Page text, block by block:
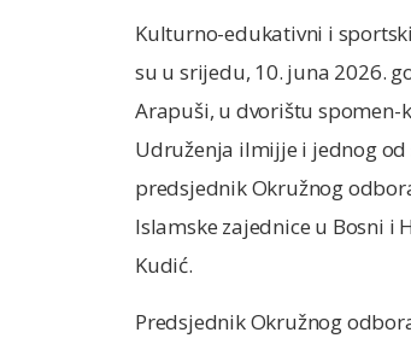
Kulturno-edukativni i
su u srijedu, 10. juna 2026.
Arapuši, u dvorištu spomen-
Udruženja ilmijje i jednog
predsjednik Okružnog
Islamske zajednice u Bosni i
Kudić.
Predsjednik Okružnog